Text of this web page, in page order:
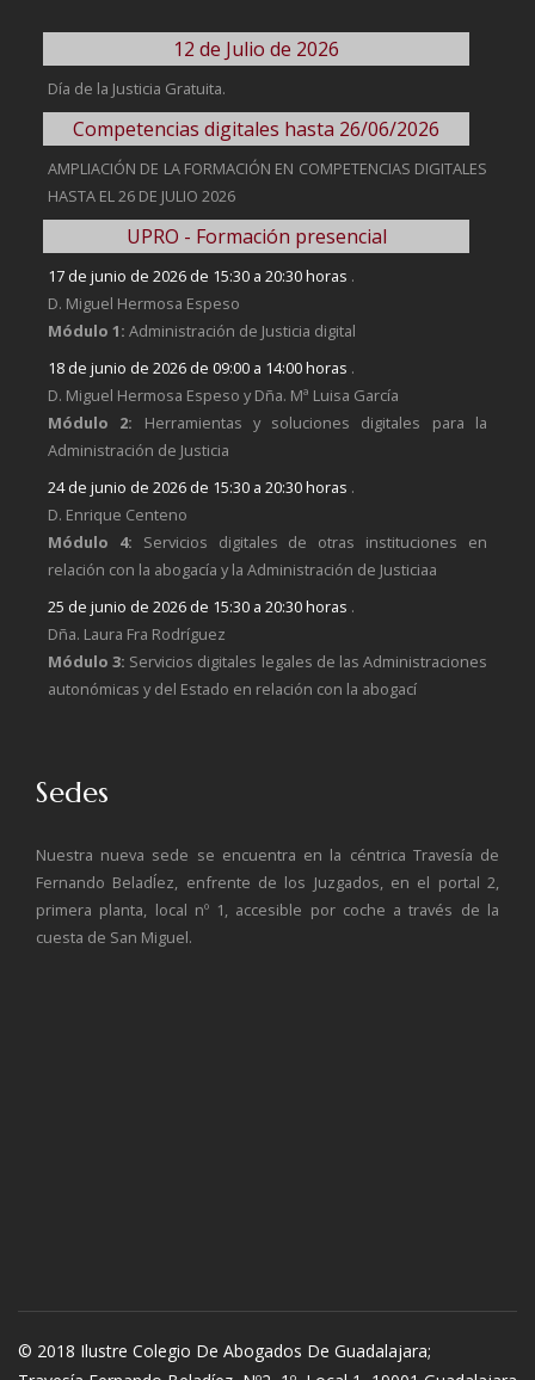
12 de Julio de 2026
Día de la Justicia Gratuita.
Competencias digitales hasta 26/06/2026
AMPLIACIÓN DE LA FORMACIÓN EN COMPETENCIAS DIGITALES
HASTA EL 26 DE JULIO 2026
UPRO - Formación presencial
17 de junio de 2026 de 15:30 a 20:30 horas .
D. Miguel Hermosa Espeso
Módulo 1: Administración de Justicia digital
18 de junio de 2026 de 09:00 a 14:00 horas .
D. Miguel Hermosa Espeso y Dña. Mª Luisa García
Módulo 2: Herramientas y soluciones digitales para la
Administración de Justicia
24 de junio de 2026 de 15:30 a 20:30 horas .
D. Enrique Centeno
Módulo 4: Servicios digitales de otras instituciones en
relación con la abogacía y la Administración de Justiciaa
25 de junio de 2026 de 15:30 a 20:30 horas .
Dña. Laura Fra Rodríguez
Módulo 3: Servicios digitales legales de las Administraciones
autonómicas y del Estado en relación con la abogací
Sedes
Nuestra nueva sede se encuentra en la céntrica Travesía de
Fernando BeladÍez, enfrente de los Juzgados, en el portal 2,
primera planta, local nº 1, accesible por coche a través de la
cuesta de San Miguel.
© 2018 Ilustre Colegio De Abogados De Guadalajara;